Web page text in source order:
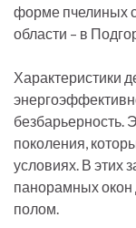
форме пчелиных
области – в
Характеристики
безбарьерность.
поколения,
условиях. В этих
панорамных окон
полом.